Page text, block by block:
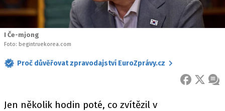
I Če-mjong
Foto: begintruekorea.com
Proč důvěřovat zpravodajství EuroZprávy.cz
FACEBOOK
X
Jen několik hodin poté, co zvítězil v